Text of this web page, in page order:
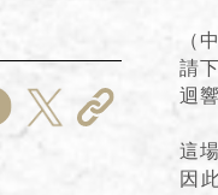
（
請
迴
這
因